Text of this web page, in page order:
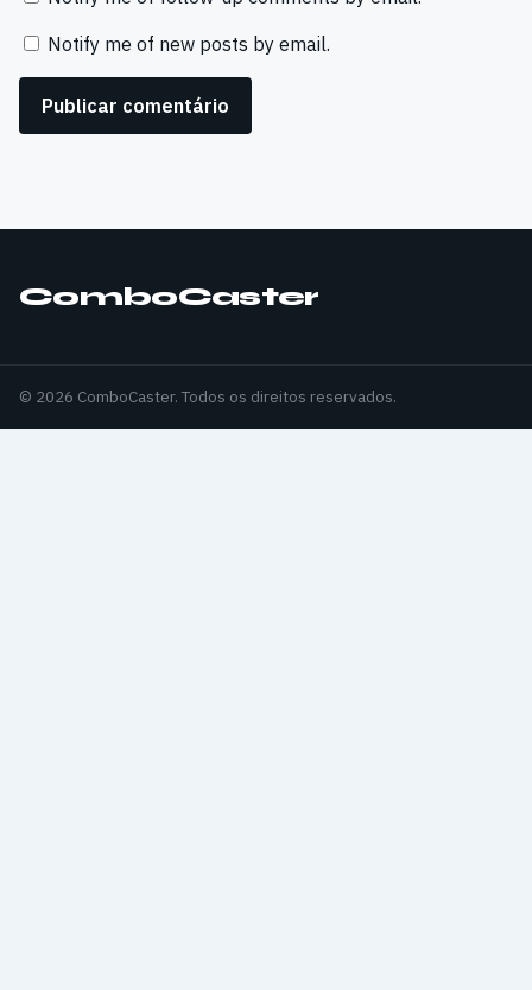
Notify me of new posts by email.
ComboCaster
© 2026 ComboCaster. Todos os direitos reservados.